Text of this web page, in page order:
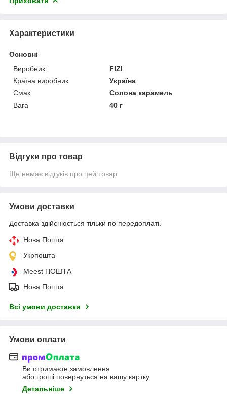
Характеристики
Основні
Виробник
FIZI
Країна виробник
Україна
Смак
Солона карамель
Вага
40 г
Відгуки про товар
Ще немає відгуків про цей товар
Умови доставки
Доставка здійснюється тільки по передоплаті.
Нова Пошта
Укрпошта
Meest ПОШТА
Нова Пошта
Всі умови доставки
Умови оплати
Ви отримаєте замовлення
або гроші повернуться на вашу картку
Детальніше